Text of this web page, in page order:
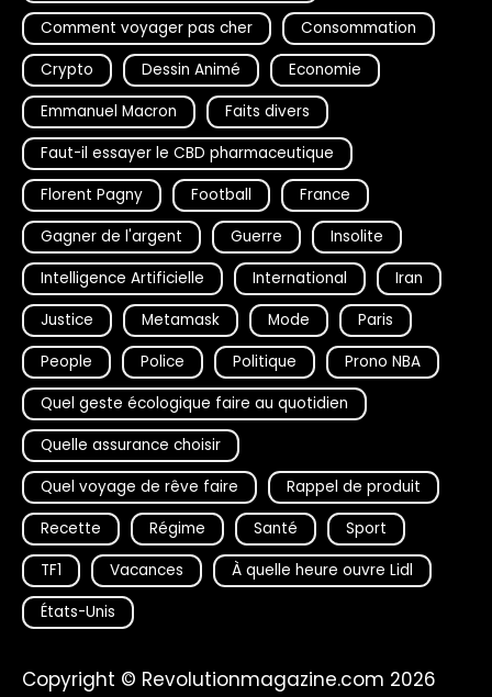
Comment voyager pas cher
Consommation
Crypto
Dessin Animé
Economie
Emmanuel Macron
Faits divers
Faut-il essayer le CBD pharmaceutique
Florent Pagny
Football
France
Gagner de l'argent
Guerre
Insolite
Intelligence Artificielle
International
Iran
Justice
Metamask Mode
Paris
People
Police Politique
Prono NBA
Quel geste écologique faire au quotidien
Quelle assurance choisir
Quel voyage de rêve faire
Rappel de produit
Recette
Régime Santé
Sport
TF1
Vacances
À quelle heure ouvre Lidl
États-Unis
Copyright © Revolutionmagazine.com 2026